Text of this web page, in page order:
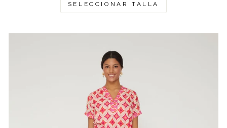
SELECCIONAR TALLA